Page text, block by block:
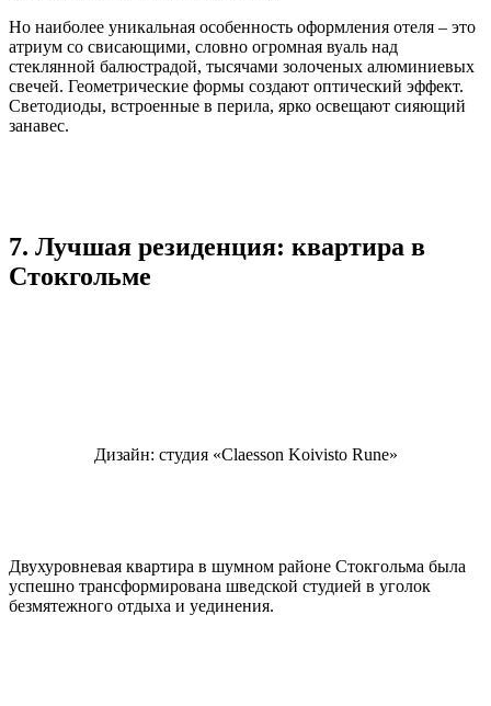
Но наиболее уникальная особенность оформления отеля – это
атриум со свисающими, словно огромная вуаль над
стеклянной балюстрадой, тысячами золоченых алюминиевых
свечей. Геометрические формы создают оптический эффект.
Светодиоды, встроенные в перила, ярко освещают сияющий
занавес.
7. Лучшая резиденция: квартира в
Стокгольме
Дизайн: студия «Claesson Koivisto Rune»
Двухуровневая квартира в шумном районе Стокгольма была
успешно трансформирована шведской студией в уголок
безмятежного отдыха и уединения.